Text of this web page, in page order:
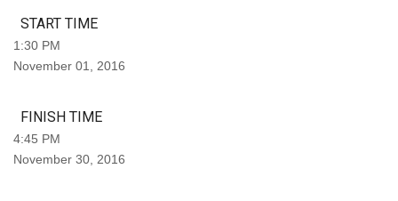
START TIME
1:30 PM
November 01, 2016
FINISH TIME
4:45 PM
November 30, 2016